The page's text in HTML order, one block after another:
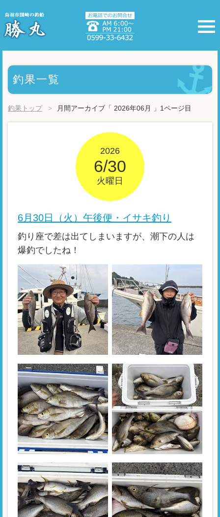
釣果一覧
釣果トップ 月間アーカイブ「 2026年06月 」1ページ目
2026
6/30
火曜日
6月30日（火）午後便・イサキ釣り
釣り座で差は出てしまいますが、潮下の人は
爆釣でしたね！